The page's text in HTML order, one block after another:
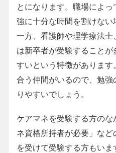
とになります。職場によ
強に十分な時間を割けない
一方、看護師や理学療法
は新卒者が受験すること
すいという特徴があります
合う仲間がいるので、勉
りやすいでしょう。
ケアマネを受験する方の
ネ資格所持者が必要」な
を受けて受験する方もい